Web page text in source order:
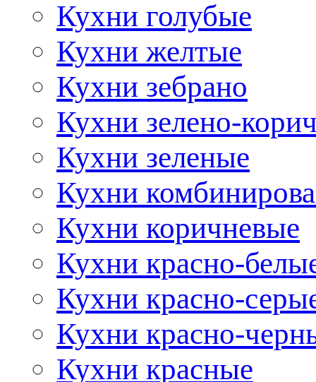
Кухни голубые
Кухни желтые
Кухни зебрано
Кухни зелено-
Кухни зеленые
Кухни
Кухни коричневые
Кухни красно-
Кухни красно-
Кухни красно-
Кухни красные